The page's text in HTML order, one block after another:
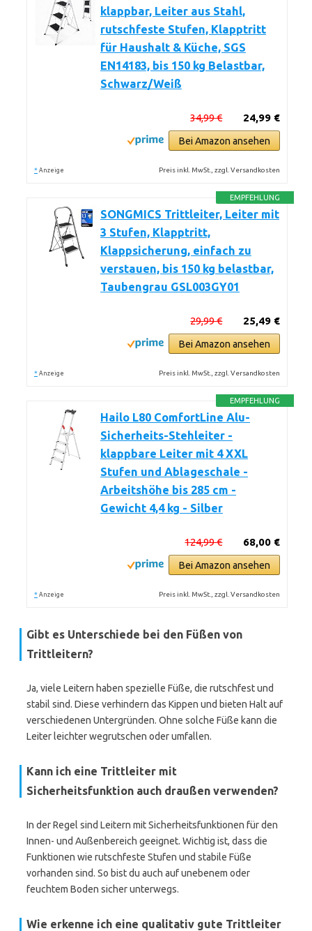
klappbar, Leiter aus Stahl,
rutschfeste Stufen, Klapptritt
für Haushalt & Küche, SGS
EN14183, bis 150 kg Belastbar,
Schwarz/Weiß
24,99 €
34,99 €
Bei Amazon ansehen
* Anzeige Preis inkl. MwSt., zzgl. Versandkosten
EMPFEHLUNG
SONGMICS Trittleiter, Leiter mit
3 Stufen, Klapptritt,
Klappsicherung, einfach zu
verstauen, bis 150 kg belastbar,
Taubengrau GSL003GY01
25,49 €
29,99 €
Bei Amazon ansehen
* Anzeige Preis inkl. MwSt., zzgl. Versandkosten
EMPFEHLUNG
Hailo L80 ComfortLine Alu-
Sicherheits-Stehleiter -
klappbare Leiter mit 4 XXL
Stufen und Ablageschale -
Arbeitshöhe bis 285 cm -
Gewicht 4,4 kg - Silber
68,00 €
124,99 €
Bei Amazon ansehen
* Anzeige Preis inkl. MwSt., zzgl. Versandkosten
Gibt es Unterschiede bei den Füßen von
Trittleitern?
Ja, viele Leitern haben spezielle Füße, die rutschfest und
stabil sind. Diese verhindern das Kippen und bieten Halt auf
verschiedenen Untergründen. Ohne solche Füße kann die
Leiter leichter wegrutschen oder umfallen.
Kann ich eine Trittleiter mit
Sicherheitsfunktion auch draußen verwenden?
In der Regel sind Leitern mit Sicherheitsfunktionen für den
Innen- und Außenbereich geeignet. Wichtig ist, dass die
Funktionen wie rutschfeste Stufen und stabile Füße
vorhanden sind. So bist du auch auf unebenem oder
feuchtem Boden sicher unterwegs.
Wie erkenne ich eine qualitativ gute Trittleiter